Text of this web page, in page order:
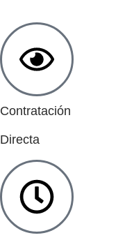
Contratación
Directa